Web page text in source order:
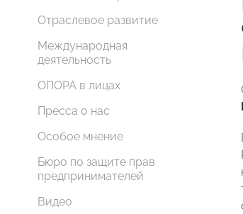
Отраслевое развитие
Международная
деятельность
ОПОРА в лицах
Пресса о нас
Особое мнение
Бюро по защите прав
предпринимателей
Видео